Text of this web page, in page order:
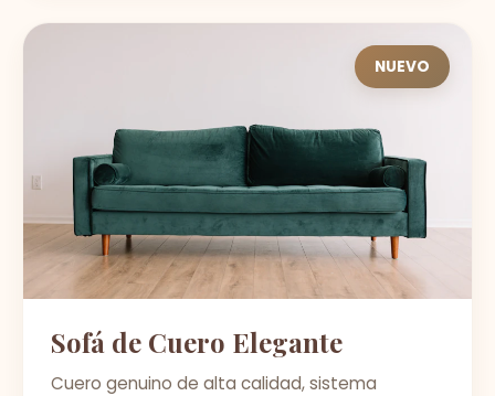
NUEVO
Sofá de Cuero Elegante
Cuero genuino de alta calidad, sistema